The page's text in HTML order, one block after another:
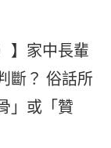
】家中長輩
斷？ 俗話所
」或「贊